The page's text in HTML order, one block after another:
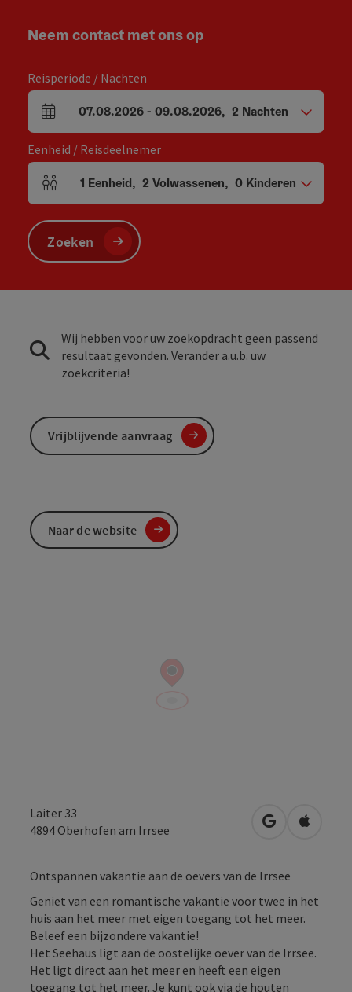
Laiter 33
4894Oberhofen am Irrsee Openen in
Ontspannen vakantie aan de oevers van de Irrsee
Geniet van een romantische vakantie voor twee in het
huis aan het meer met eigen toegang tot het meer.
Beleef een bijzondere vakantie!
Het Seehaus ligt aan de oostelijke oever van de Irrsee.
Het ligt direct aan het meer en heeft een eigen
toegang tot het meer. Je kunt ook via de houten
Neem contact met ons op
Reisperiode / Nachten
Velden voor aankomst en vertrek
07.08.2026- 09.08.2026, 2 Nachten
Eenheid / Reisdeelnemer
Aantal eenheden en persoonsvelden
1 Eenheid, 2 Volwassenen, 0 Kinderen
Zoeken
Wij hebben voor uw zoekopdracht geen passend
resultaat gevonden. Verander a.u.b. uw
zoekcriteria!
Vrijblijvende aanvraag
Naar de website